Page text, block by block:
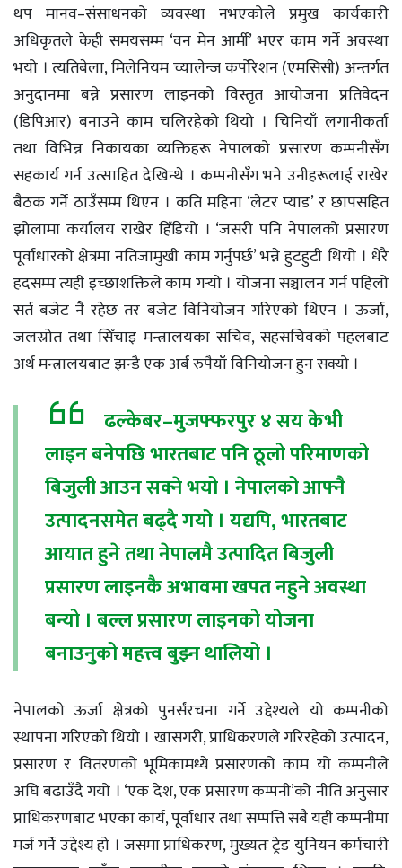
थप मानव–संसाधनको व्यवस्था नभएकोले प्रमुख कार्यकारी
अधिकृतले केही समयसम्म ‘वन मेन आर्मी’ भएर काम गर्ने अवस्था
भयो । त्यतिबेला, मिलेनियम च्यालेन्ज कर्पोरेशन (एमसिसी) अन्तर्गत
अनुदानमा बन्ने प्रसारण लाइनको विस्तृत आयोजना प्रतिवेदन
(डिपिआर) बनाउने काम चलिरहेको थियो । चिनियाँ लगानीकर्ता
तथा विभिन्न निकायका व्यक्तिहरू नेपालको प्रसारण कम्पनीसँग
सहकार्य गर्न उत्साहित देखिन्थे । कम्पनीसँग भने उनीहरूलाई राखेर
बैठक गर्ने ठाउँसम्म थिएन । कति महिना ‘लेटर प्याड’ र छापसहित
झोलामा कर्यालय राखेर हिँडियो । ‘जसरी पनि नेपालको प्रसारण
पूर्वाधारको क्षेत्रमा नतिजामुखी काम गर्नुपर्छ’ भन्ने हुटहुटी थियो । धेरै
हदसम्म त्यही इच्छाशक्तिले काम गर्‍यो । योजना सञ्चालन गर्न पहिलो
सर्त बजेट नै रहेछ तर बजेट विनियोजन गरिएको थिएन । ऊर्जा,
जलस्रोत तथा सिँचाइ मन्त्रालयका सचिव, सहसचिवको पहलबाट
अर्थ मन्त्रालयबाट झन्डै एक अर्ब रुपैयाँ विनियोजन हुन सक्यो ।
ढल्केबर–मुजफ्फरपुर ४ सय केभी
लाइन बनेपछि भारतबाट पनि ठूलो परिमाणको
बिजुली आउन सक्ने भयो । नेपालको आफ्नै
उत्पादनसमेत बढ्दै गयो । यद्यपि, भारतबाट
आयात हुने तथा नेपालमै उत्पादित बिजुली
प्रसारण लाइनकै अभावमा खपत नहुने अवस्था
बन्यो । बल्ल प्रसारण लाइनको योजना
बनाउनुको महत्त्व बुझ्न थालियो ।
नेपालको ऊर्जा क्षेत्रको पुनर्संरचना गर्ने उद्देश्यले यो कम्पनीको
स्थापना गरिएको थियो । खासगरी, प्राधिकरणले गरिरहेको उत्पादन,
प्रसारण र वितरणको भूमिकामध्ये प्रसारणको काम यो कम्पनीले
अघि बढाउँदै गयो । ‘एक देश, एक प्रसारण कम्पनी’को नीति अनुसार
प्राधिकरणबाट भएका कार्य, पूर्वाधार तथा सम्पत्ति सबै यही कम्पनीमा
मर्ज गर्ने उद्देश्य हो । जसमा प्राधिकरण, मुख्यतः ट्रेड युनियन कर्मचारी